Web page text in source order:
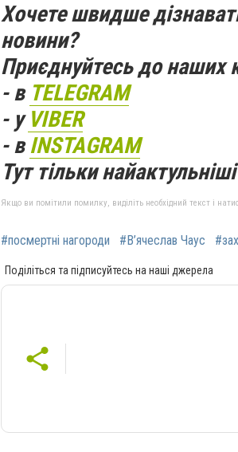
Хочете швидше
новини?
Приєднуйтесь до наших
- в TELEGRAM
- у VIBER
- вINSTAGRAM
Тут тільки
Якщо ви помітили помилку, виділіть необхідний текст і
#посмертні нагороди #В’ячеслав Чаус
Поділіться та підписуйтесь на наші джерела